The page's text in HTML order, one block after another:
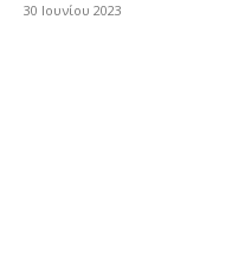
30 Ιουνίου 2023